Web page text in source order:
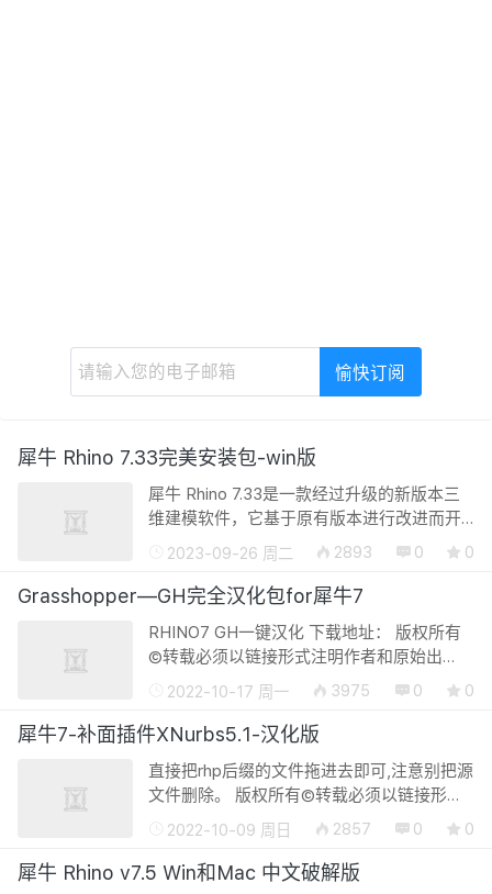
犀牛 Rhino 7.33完美安装包-win版
犀牛 Rhino 7.33是一款经过升级的新版本三
维建模软件，它基于原有版本进行改进而开
发而成。这个软件以其小巧的体积和高效的
处理能力，备受全球设计师的欢迎，并在诸
如3D动画制作、仿真图纸设计、科学研...
2023-09-26 周二 2893 0 0
Grasshopper—GH完全汉化包for犀牛7
RHINO7 GH一键汉化 下载地址： 版权所有
©转载必须以链接形式注明作者和原始出
处：廿八星空 » Grasshopper—GH完全汉化
2022-10-17 周一 3975 0 0
犀牛7-补面插件XNurbs5.1-汉化版
直接把rhp后缀的文件拖进去即可,注意别把源
文件删除。 版权所有©转载必须以链接形式
注明作者和原始出处：廿八星空 » 犀牛7-补
面插件XNurbs5.1-汉化版
2022-10-09 周日 2857 0 0
犀牛 Rhino v7.5 Win和Mac 中文破解版